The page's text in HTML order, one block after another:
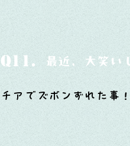
Q11. 最近、大笑い
チアでズボンずれた事！